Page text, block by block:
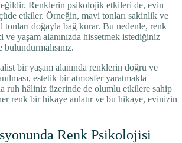
Renklerin psikolojik etkileri de, evin
etkiler. Örneğin, mavi tonları sakinlik ve
tonları doğayla bağ kurar. Bu nedenle, renk
yaşam alanınızda hissetmek istediğiniz
bir yaşam alanında renklerin doğru ve
estetik bir atmosfer yaratmakla
ruh hâliniz üzerinde de olumlu etkilere sahip
renk bir hikaye anlatır ve bu hikaye, evinizin
Renk Psikolojisi